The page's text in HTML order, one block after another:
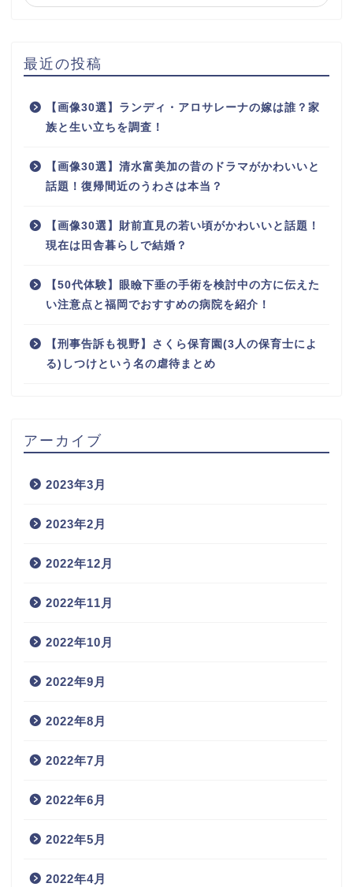
最近の投稿
【画像30選】ランディ・アロサレーナの嫁は誰？家
族と生い立ちを調査！
【画像30選】清水富美加の昔のドラマがかわいいと
話題！復帰間近のうわさは本当？
【画像30選】財前直見の若い頃がかわいいと話題！
現在は田舎暮らしで結婚？
【50代体験】眼瞼下垂の手術を検討中の方に伝えた
い注意点と福岡でおすすめの病院を紹介！
【刑事告訴も視野】さくら保育園(3人の保育士によ
る)しつけという名の虐待まとめ
アーカイブ
2023年3月
2023年2月
2022年12月
2022年11月
2022年10月
2022年9月
2022年8月
2022年7月
2022年6月
2022年5月
2022年4月